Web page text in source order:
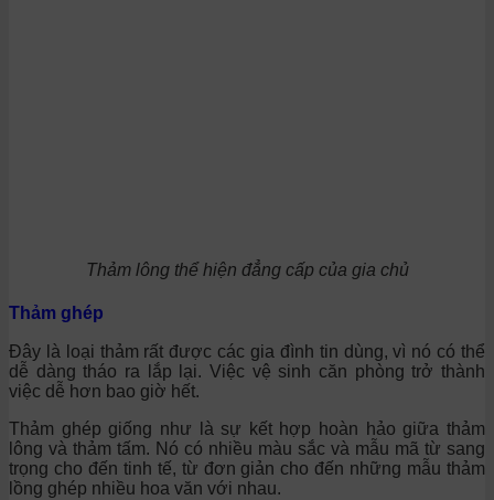
Thảm lông thể hiện đẳng cấp của gia chủ
Thảm ghép
Đây là loại thảm rất được các gia đình tin dùng, vì nó có thể
dễ dàng tháo ra lắp lại. Việc vệ sinh căn phòng trở thành
việc dễ hơn bao giờ hết.
Thảm ghép giống như là sự kết hợp hoàn hảo giữa thảm
lông và thảm tấm. Nó có nhiều màu sắc và mẫu mã từ sang
trọng cho đến tinh tế, từ đơn giản cho đến những mẫu thảm
lồng ghép nhiều hoa văn với nhau.